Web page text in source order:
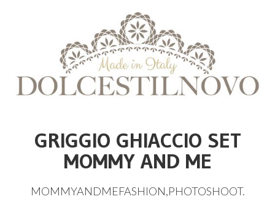
GRIGGIO GHIACCIO SET
MOMMY AND ME
MOMMYANDMEFASHION,PHOTOSHOOT.